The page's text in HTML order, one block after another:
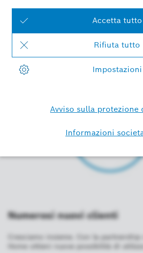
Un partner prestigioso
Sulla nostra qualità puoi contare! Con
hai dalla tua parte un partner di
esclusivi.
Numerosi nuovi clienti
Cresciamo insieme. Con la partnership
Home ottieni nuove possibilità di